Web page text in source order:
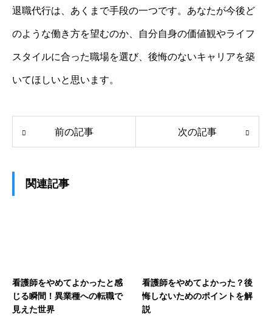
退職代行は、あくまで手段の一つです。あなたが今後ど
のような働き方を望むのか、自分自身の価値観やライフ
スタイルに合った職場を選び、後悔のないキャリアを築
いてほしいと思います。
前の記事 次の記事
関連記事
看護師をやめてよかったと感
じる瞬間！異業種への転職で
見えた世界
看護師をやめてよかった？後
悔しないためのポイントを解
説